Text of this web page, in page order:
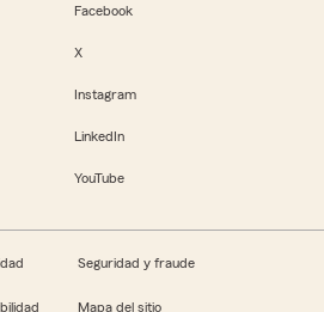
Facebook
X
Instagram
LinkedIn
YouTube
Seguridad y fraude
Mapa del sitio